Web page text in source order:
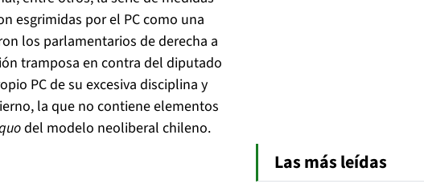
esgrimidas por el PC como una
los parlamentarios de derecha a
tramposa en contra del diputado
PC de su excesiva disciplina y
la que no contiene elementos
del modelo neoliberal chileno.
Las más leídas